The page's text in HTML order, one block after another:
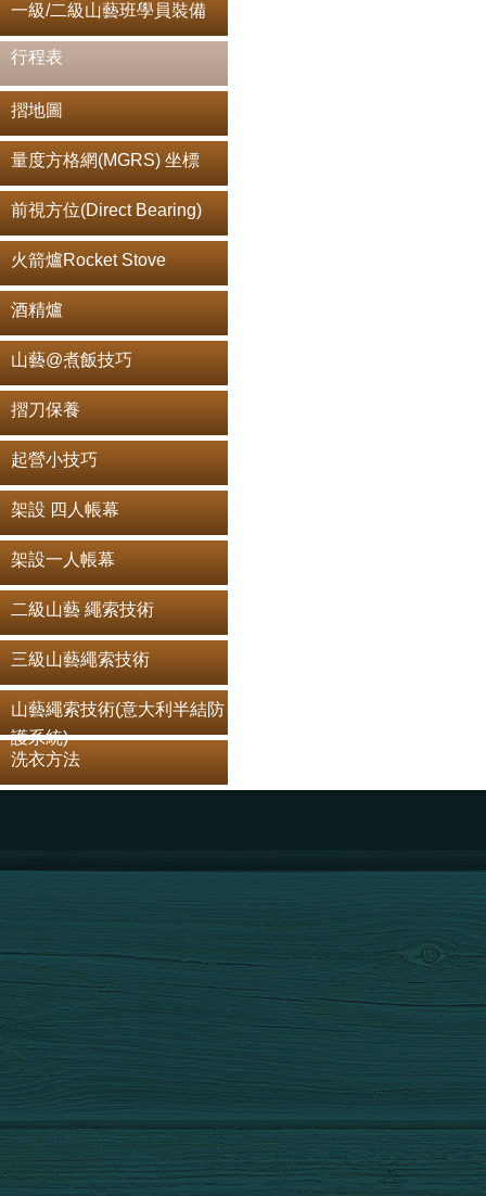
一級/二級山藝班學員裝備
行程表
摺地圖
量度方格網(MGRS) 坐標
前視方位(Direct Bearing)
火箭爐Rocket Stove
酒精爐
山藝@煮飯技巧
摺刀保養
起營小技巧
架設 四人帳幕
架設一人帳幕
二級山藝 繩索技術
三級山藝繩索技術
山藝繩索技術(意大利半結防
護系統)
洗衣方法